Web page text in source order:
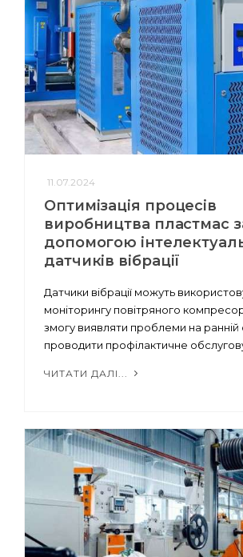
11.07.2024
Оптимізація процесів
виробництва пластмас
допомогою
датчиків вібрації
Датчики вібрації можуть
моніторингу повітряного
змогу виявляти проблеми на ранній
проводити профілактичне
ЧИТАТИ ДАЛІ...